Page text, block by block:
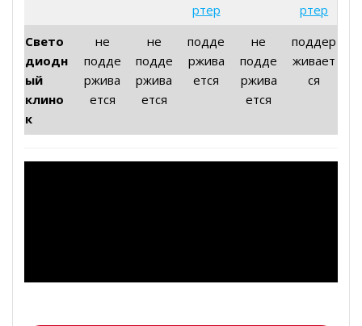
ртер
ртер
Свето
диодн
ый
клино
к
не
подде
ржива
ется
не
подде
ржива
ется
подде
ржива
ется
не
подде
ржива
ется
поддер
живает
ся